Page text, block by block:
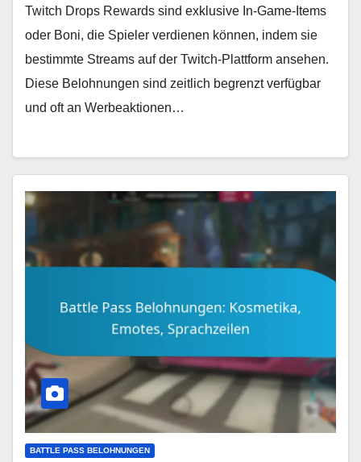
Twitch Drops Rewards sind exklusive In-Game-Items
oder Boni, die Spieler verdienen können, indem sie
bestimmte Streams auf der Twitch-Plattform ansehen.
Diese Belohnungen sind zeitlich begrenzt verfügbar
und oft an Werbeaktionen…
BATTLE PASS BELOHNUNGEN